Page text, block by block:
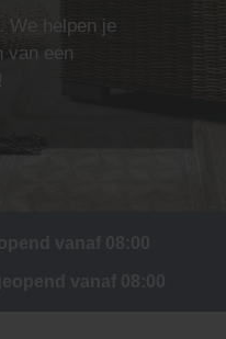
We helpen je
van een